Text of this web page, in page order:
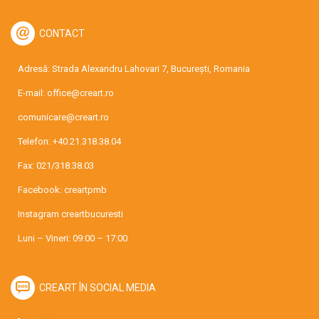
CONTACT
Adresă: Strada Alexandru Lahovari 7, București, Romania
E-mail: office@creart.ro
comunicare@creart.ro
Telefon: +40.21.318.38.04
Fax: 021/318.38.03
Facebook: creartpmb
Instagram creartbucuresti
Luni – Vineri: 09:00 – 17:00
CREART ÎN SOCIAL MEDIA